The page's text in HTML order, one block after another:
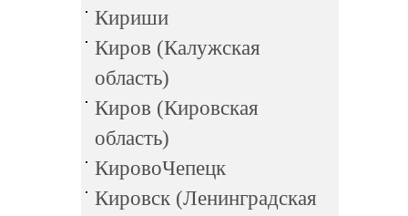
Кириши
Киров (Калужская
область)
Киров (Кировская
область)
КировоЧепецк
Кировск (Ленинградская